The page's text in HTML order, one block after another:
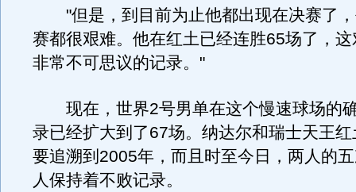
"但是，到目前为止他都出现在决赛了，
赛都很艰难。他在红土已经连胜65场了，
非常不可思议的记录。"
现在，世界2号男单在这个慢速球场的
录已经扩大到了67场。纳达尔和瑞士天王
要追溯到2005年，而且时至今日，两人的
人保持着不败记录。